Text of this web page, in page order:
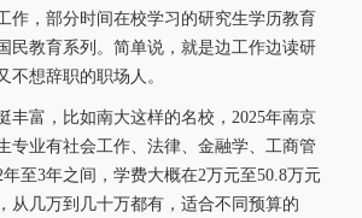
作，部分时间在校学习的研究生学历教育
民教育系列。简单说，就是边工作边读研
不想辞职的职场人。
丰富，比如南大这样的名校，2025年南京
专业有社会工作、法律、金融学、工商管
至3年之间，学费大概在2万元至50.8万元
从几万到几十万都有，适合不同预算的